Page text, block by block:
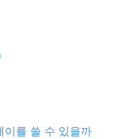
를 쓸 수 있을까